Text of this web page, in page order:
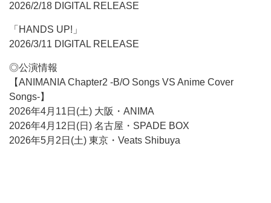
2026/2/18 DIGITAL RELEASE
「HANDS UP!」
2026/3/11 DIGITAL RELEASE
◎公演情報
【ANIMANIA Chapter2 -B/O Songs VS Anime Cover
Songs-】
2026年4月11日(土) 大阪・ANIMA
2026年4月12日(日) 名古屋・SPADE BOX
2026年5月2日(土) 東京・Veats Shibuya